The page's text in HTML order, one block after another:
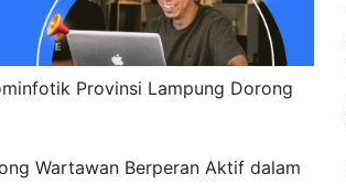
Provinsi Lampung Dorong